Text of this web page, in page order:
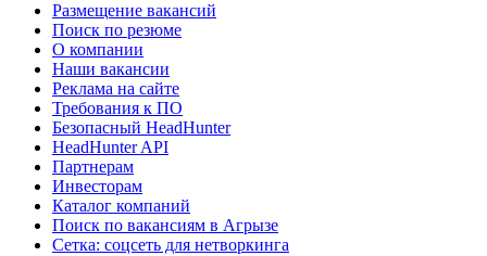
Размещение вакансий
Поиск по резюме
О компании
Наши вакансии
Реклама на сайте
Требования к ПО
Безопасный HeadHunter
HeadHunter API
Партнерам
Инвесторам
Каталог компаний
Поиск по вакансиям в Агрызе
Сетка: соцсеть для нетворкинга